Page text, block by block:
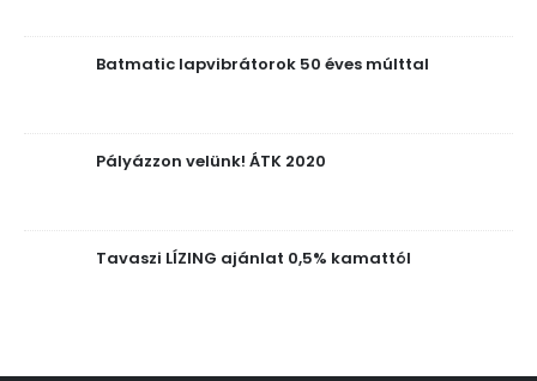
Batmatic lapvibrátorok 50 éves múlttal
Pályázzon velünk! ÁTK 2020
Tavaszi LÍZING ajánlat 0,5% kamattól